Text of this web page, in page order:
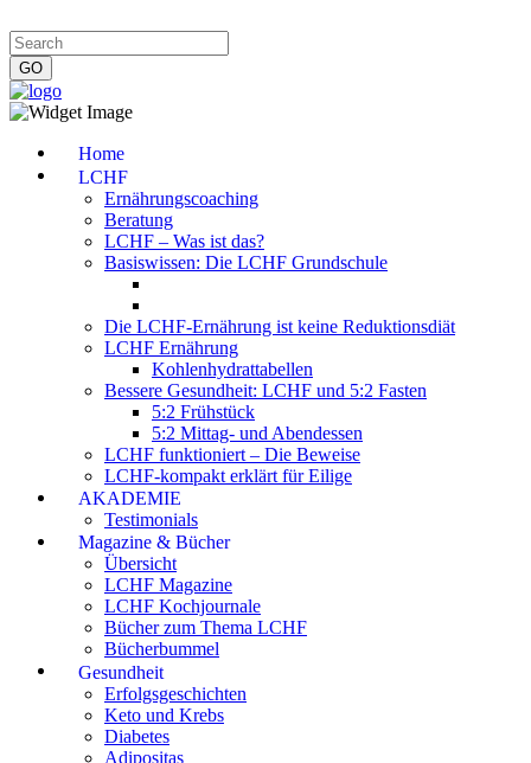
Home
LCHF
Ernährungscoaching
Beratung
LCHF – Was ist das?
Basiswissen: Die LCHF Grundschule
Die LCHF-Ernährung ist keine Reduktionsdiät
LCHF Ernährung
Kohlenhydrattabellen
Bessere Gesundheit: LCHF und 5:2 Fasten
5:2 Frühstück
5:2 Mittag- und Abendessen
LCHF funktioniert – Die Beweise
LCHF-kompakt erklärt für Eilige
AKADEMIE
Testimonials
Magazine & Bücher
Übersicht
LCHF Magazine
LCHF Kochjournale
Bücher zum Thema LCHF
Bücherbummel
Gesundheit
Erfolgsgeschichten
Keto und Krebs
Diabetes
Adipositas